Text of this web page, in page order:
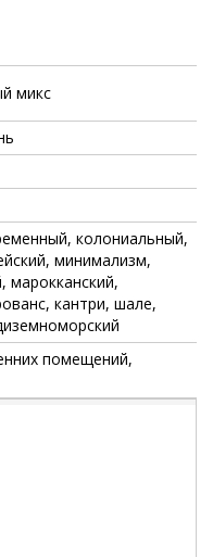
микс
колониальный,
минимализм,
марокканский,
кантри, шале,
помещений,